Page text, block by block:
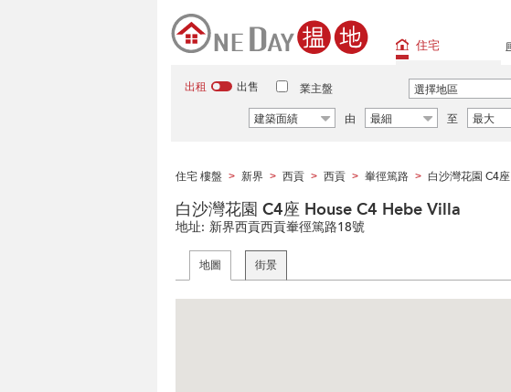
住宅
出租 出售 業主盤 選擇地區
建築面績
由 最細 至 最大
住宅 樓盤 > 新界 > 西貢 > 西貢 > 輋徑篤路 > 白沙灣花園 C4座
白沙灣花園 C4座 House C4 Hebe Villa
地址: 新界西貢西貢輋徑篤路18號
地圖 街景